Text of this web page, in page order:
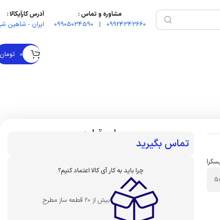
مشاوره و تماس :
09924343660 | 09905034590
آدرس کارآیکالا :
ایران - شاهین
۰ تومان
بهای قطعه :
تماس بگیرید
چرا باید به کار آی کالا اعتماد کنیم؟
بیش از 20 قطعه ساز مطرح